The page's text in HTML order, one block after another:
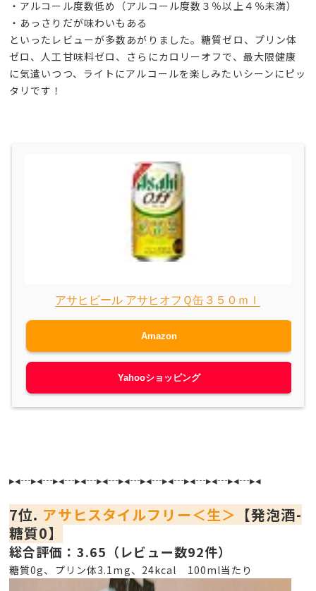
・アルコール度数低め（アルコール度数３％以上４％未満）
・あっさりだが味わいもある
といったレビューが多数あがりました。糖質ゼロ、プリン体
ゼロ、人工甘味料ゼロ、さらにカロリーオフで、最大限健康
に気遣いつつ、ライトにアルコールを楽しみたいシーンにピッ
タリです！
アサヒビール アサヒオフＱ缶３５０ｍｌ
Amazon
Yahooショッピング
▸◂┄▸◂┄▸◂┄▸◂┄▸◂┄▸◂┄▸◂┄▸◂┄▸◂┄▸◂┄▸◂┄▸◂
7位. アサヒスタイルフリー＜生＞ 【発泡酒-
糖質0】
総合評価：3.65（レビュー数92件）
糖質0g、プリン体3.1mg、24kcal 100ml当たり